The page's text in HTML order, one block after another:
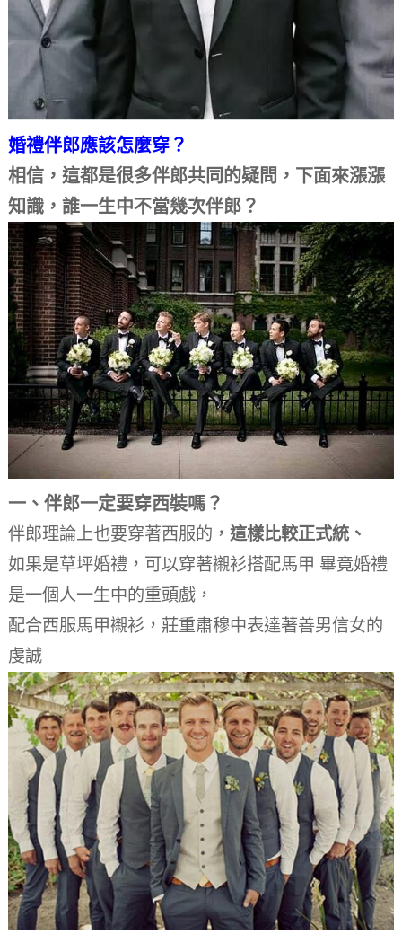
婚禮伴郎應該怎麼穿？
相信，這都是很多伴郎共同的疑問，下面來漲漲
知識，誰一生中不當幾次伴郎？
一、伴郎一定要穿西裝嗎？
伴郎理論上也要穿著西服的， 這樣比較正式統、
如果是草坪婚禮，可以穿著襯衫搭配馬甲 畢竟婚禮
是一個人一生中的重頭戲，
配合西服馬甲襯衫，莊重肅穆中表達著善男信女的
虔誠